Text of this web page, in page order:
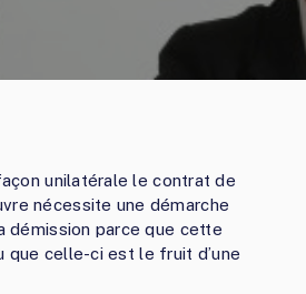
unilatérale le contrat de
nécessite une démarche
démission parce que cette
que celle-ci est le fruit d’une